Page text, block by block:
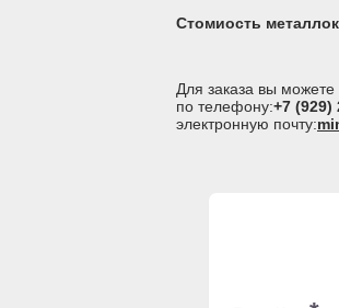
Стомиость
Для заказа вы
по телефону:+7 (929)
электронную почту: